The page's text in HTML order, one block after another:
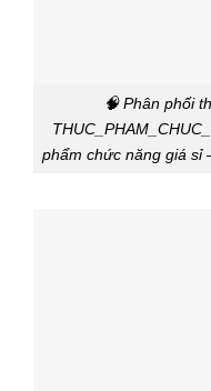
🧠 Phân phối
phẩm chức năng giá sỉ